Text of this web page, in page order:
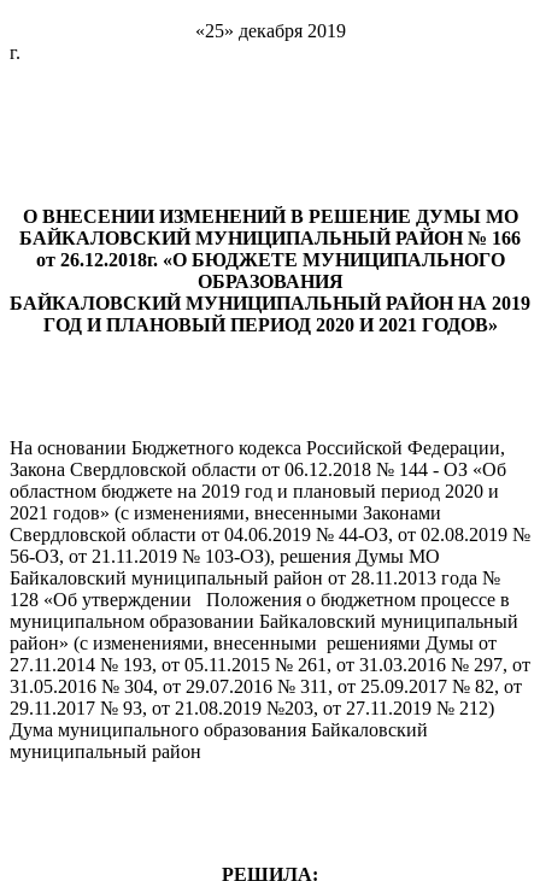
«25» декабря 2019
г. №
О ВНЕСЕНИИ ИЗМЕНЕНИЙ В РЕШЕНИЕ ДУМЫ МО
БАЙКАЛОВСКИЙ МУНИЦИПАЛЬНЫЙ РАЙОН № 166
от 26.12.2018г. «О БЮДЖЕТЕ МУНИЦИПАЛЬНОГО
ОБРАЗОВАНИЯ
БАЙКАЛОВСКИЙ МУНИЦИПАЛЬНЫЙ РАЙОН НА 2019
ГОД И ПЛАНОВЫЙ ПЕРИОД 2020 И 2021 ГОДОВ»
На основании Бюджетного кодекса Российской Федерации,
Закона Свердловской области от 06.12.2018 № 144 - ОЗ «Об
областном бюджете на 2019 год и плановый период 2020 и
2021 годов» (с изменениями, внесенными Законами
Свердловской области от 04.06.2019 № 44-ОЗ, от 02.08.2019 №
56-ОЗ, от 21.11.2019 № 103-ОЗ), решения Думы МО
Байкаловский муниципальный район от 28.11.2013 года №
128 «Об утверждении Положения о бюджетном процессе в
муниципальном образовании Байкаловский муниципальный
район» (с изменениями, внесенными решениями Думы от
27.11.2014 № 193, от 05.11.2015 № 261, от 31.03.2016 № 297, от
31.05.2016 № 304, от 29.07.2016 № 311, от 25.09.2017 № 82, от
29.11.2017 № 93, от 21.08.2019 №203, от 27.11.2019 № 212)
Дума муниципального образования Байкаловский
муниципальный район
РЕШИЛА: